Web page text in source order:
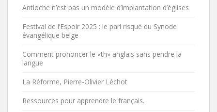
Antioche n’est pas un modèle d’implantation d’églises
Festival de l’Espoir 2025 : le pari risqué du Synode
évangélique belge
Comment prononcer le «th» anglais sans pendre la
langue
La Réforme, Pierre-Olivier Léchot
Ressources pour apprendre le français.